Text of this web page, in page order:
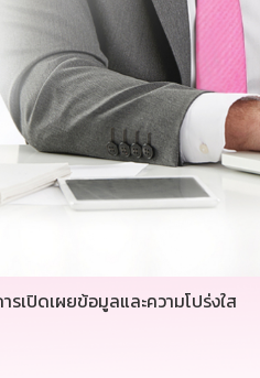
รเปิดเผยข้อมูลและความโปร่งใส